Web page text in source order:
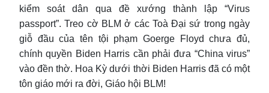
kiểm soát dân qua đề xướng thành lập “Virus
passport”. Treo cờ BLM ở các Toà Đại sứ trong ngày
giỗ đầu của tên tội phạm Goerge Floyd chưa đủ,
chính quyền Biden Harris cần phải đưa “China virus”
vào đền thờ. Hoa Kỳ dưới thời Biden Harris đã có một
tôn giáo mới ra đời, Giáo hội BLM!